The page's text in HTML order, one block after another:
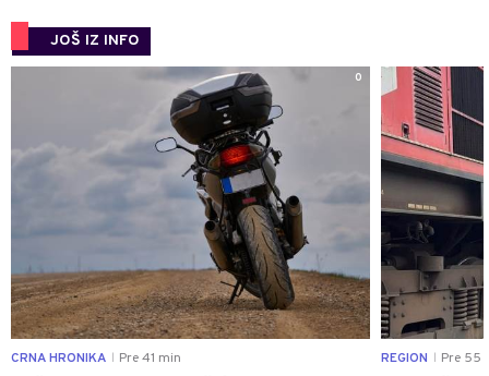
JOŠ IZ INFO
0
CRNA HRONIKA Pre 41 min REGION Pre 55